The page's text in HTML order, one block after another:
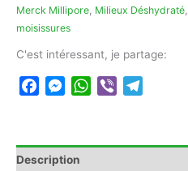
Merck Millipore, Milieux Déshydraté,
moisissures
C'est intéressant, je partage:
FacebookMessenger
WhatsApp
Viber
Description